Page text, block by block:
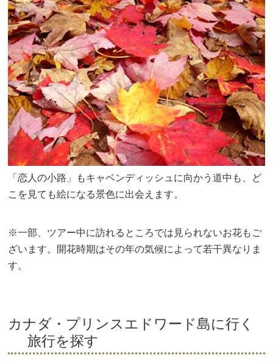
「恋人の小路」もキャベンディッシュに向かう道中も、ど
こを見ても絵になる景色に出会えます。
※一部、ツアー中に訪れるところでは見られないお花もご
ざいます。開花時期はその年の気候によって若干異なりま
す。
カナダ・プリンスエドワード島に行く
旅行を探す